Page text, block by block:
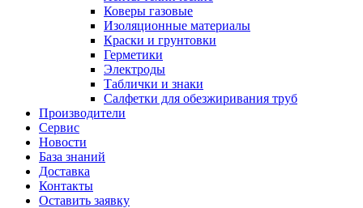
Коверы газовые
Изоляционные материалы
Краски и грунтовки
Герметики
Электроды
Таблички и знаки
Салфетки для обезжиривания труб
Производители
Сервис
Новости
База знаний
Доставка
Контакты
Оставить заявку